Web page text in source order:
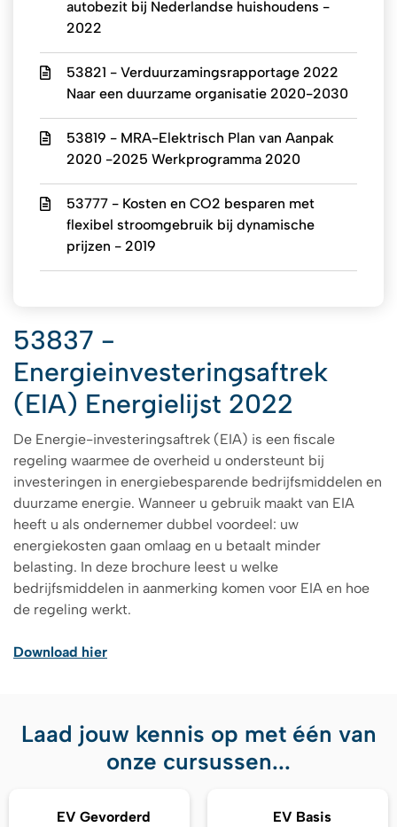
autobezit bij Nederlandse huishoudens -
2022
53821 - Verduurzamingsrapportage 2022
Naar een duurzame organisatie 2020-2030
53819 - MRA-Elektrisch Plan van Aanpak
2020 -2025 Werkprogramma 2020
53777 - Kosten en CO2 besparen met
flexibel stroomgebruik bij dynamische
prijzen - 2019
53837 -
Energieinvesteringsaftrek
(EIA) Energielijst 2022
De Energie-investeringsaftrek (EIA) is een fiscale
regeling waarmee de overheid u ondersteunt bij
investeringen in energiebesparende bedrijfsmiddelen en
duurzame energie. Wanneer u gebruik maakt van EIA
heeft u als ondernemer dubbel voordeel: uw
energiekosten gaan omlaag en u betaalt minder
belasting. In deze brochure leest u welke
bedrijfsmiddelen in aanmerking komen voor EIA en hoe
de regeling werkt.
Download hier
Laad jouw kennis op met één van
onze cursussen...
EV Gevorderd EV Basis